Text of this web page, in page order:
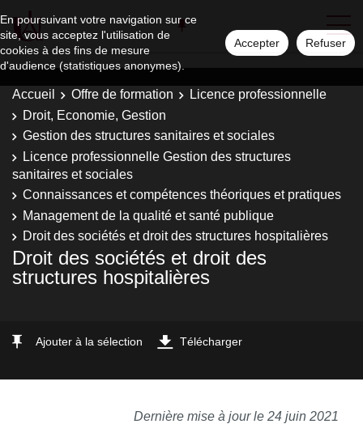
En poursuivant votre navigation sur ce
site, vous acceptez l'utilisation de
cookies à des fins de mesure
d'audience (statistiques anonymes).
Accepter Refuser
Accueil Offre de formation
Licence professionnelle
Droit, Economie, Gestion
Gestion des structures sanitaires et sociales
Licence professionnelle Gestion des structures
sanitaires et sociales
Connaissances et compétences théoriques et pratiques
Management de la qualité et santé publique
Droit des sociétés et droit des structures hospitalières
Droit des sociétés et droit des
structures hospitalières
Ajouter à la sélection Télécharger
Dernière mise à jour le 24 juin 2021